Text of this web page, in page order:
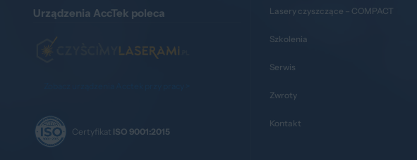
Urządzenia AccTek poleca
Certyfikat ISO 9001:2015
Lasery czyszczące – COMPACT
Szkolenia
Serwis
Zwroty
Kontakt